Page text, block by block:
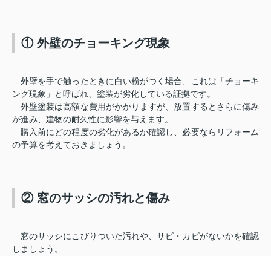
① 外壁のチョーキング現象
外壁を手で触ったときに白い粉がつく場合、これは「チョーキ
ング現象」と呼ばれ、塗装が劣化している証拠です。
外壁塗装は高額な費用がかかりますが、放置するとさらに傷み
が進み、建物の耐久性に影響を与えます。
購入前にどの程度の劣化があるか確認し、必要ならリフォーム
の予算を考えておきましょう。
② 窓のサッシの汚れと傷み
窓のサッシにこびりついた汚れや、サビ・カビがないかを確認
しましょう。